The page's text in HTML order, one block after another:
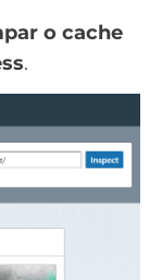
o cache
.